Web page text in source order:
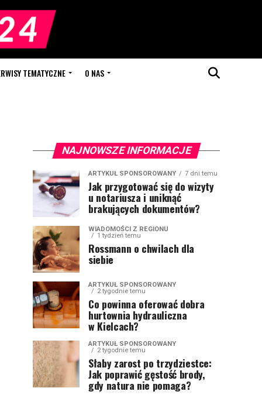
TEMATYCZNE O NAS
NAJNOWSZE INFORMACJE
ARTYKUŁ SPONSOROWANY 7 dni temu
Jak przygotować się do wizyty
u notariusza i uniknąć
brakujących dokumentów?
WIADOMOŚCI Z REGIONU
1 tydzień temu
Rossmann o chwilach dla
siebie
ARTYKUŁ SPONSOROWANY
2 tygodnie temu
Co powinna oferować dobra
hurtownia hydrauliczna
w Kielcach?
ARTYKUŁ SPONSOROWANY
2 tygodnie temu
Słaby zarost po trzydziestce:
Jak poprawić gęstość brody,
gdy natura nie pomaga?